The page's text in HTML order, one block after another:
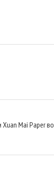
Mai Paper во